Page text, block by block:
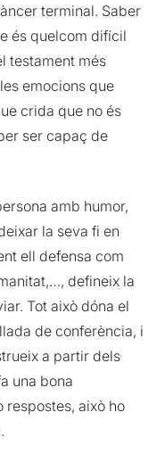
terminal. Saber
és quelcom difícil
testament més
emocions que
crida que no és
ser capaç de
amb humor,
la seva fi en
ell defensa com
defineix la
Tot això dóna el
de conferència, i
a partir dels
una bona
respostes, això ho